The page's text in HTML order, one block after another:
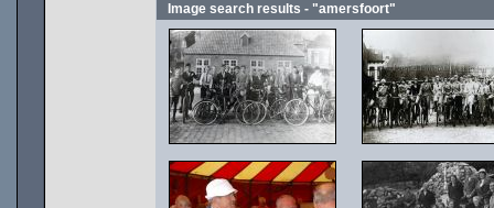
Image search results - "amersfoort"